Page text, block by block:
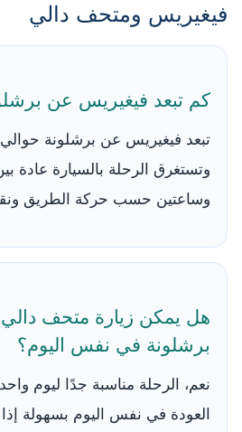
فيغيريس ومتحف دالي
كم تبعد فيغيريس عن
وتستغرق الرحلة بالسيارة عادة
وساعتين حسب حركة الطريق
هل يمكن زيارة متحف دالي
برشلونة في نفس اليوم؟
نعم، الرحلة مناسبة جدًا ليوم
العودة في نفس اليوم بسهولة إذا